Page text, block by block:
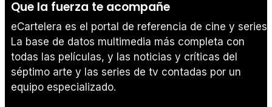
Que la fuerza te acompañe
eCartelera es el portal de referencia de cine y series.
La base de datos multimedia más completa con
todas las películas, y las noticias y críticas del
séptimo arte y las series de tv contadas por un
equipo especializado.